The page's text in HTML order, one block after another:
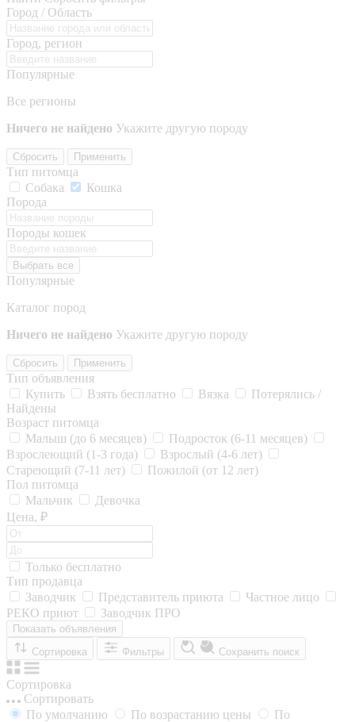
Город / Область
Город, регион
Популярные
Все регионы
Ничего не найдено Укажите другую породу
Сбросить Применить
Тип питомца
Собака
Кошка
Порода
Породы кошек
Выбрать все
Популярные
Каталог пород
Ничего не найдено Укажите другую породу
Сбросить Применить
Тип объявления
Купить
Взять бесплатно Вязка
Потерялись /
Найдены
Возраст питомца
Малыш (до 6 месяцев)
Подросток (6-11 месяцев)
Взрослеющий (1-3 года)
Взрослый (4-6 лет)
Стареющий (7-11 лет)
Пожилой (от 12 лет)
Пол питомца
Мальчик
Девочка
Цена, ₽
Только бесплатно
Тип продавца
Заводчик
Представитель приюта
Частное лицо
РЕКО приют
Заводчик ПРО
Показать объявления
Сортировка
Фильтры Сохранить поиск
Сортировка
Сортировать
По умолчанию
По возрастанию цены
По